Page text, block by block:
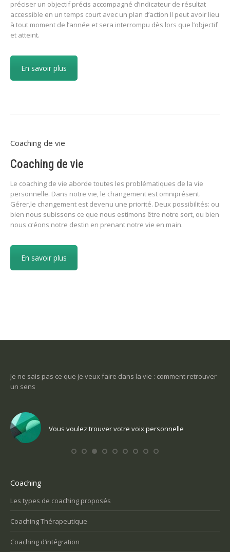
préciser un objectif précis accompagné d’indicateur de résultat
accessible en un temps court avec un plan d’action Il peut avoir lieu
à tout moment de l’année et sera interrompu dès lors que l’objectif
et atteint.
En savoir plus
Coaching de vie
Coaching de vie
Le coaching de vie aborde toutes les problématiques de la vie
personnelle. Dans notre vie, le changement est omniprésent.
Gérer,le changement est devenu une priorité. Deux possibilités: ou
bien nous subissons ce que nous estimons être notre sort, ou bien
nous créons notre destin en prenant notre vie en main.
En savoir plus
Je ne sais pas ce que je veux faire dans la vie : comment retrouver
un sens
Vous voulez trouver votre voix personnelle
Coaching
Les types de coaching proposés
Coaching Thérapeutique
Coaching d’intégration